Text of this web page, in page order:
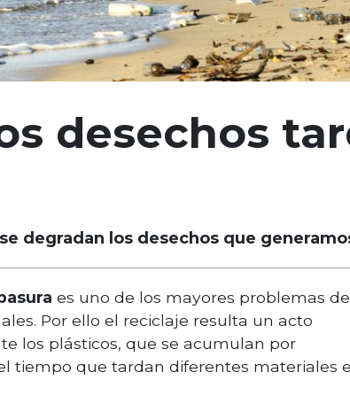
desechos
degradan los desechos que
es uno de los mayores problemas de
Por ello el reciclaje resulta un acto
los plásticos, que se acumulan por
tiempo que tardan diferentes materiales